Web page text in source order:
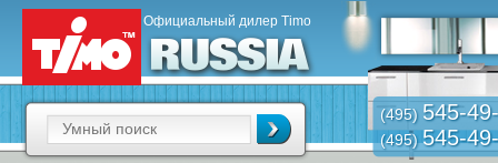
Официальный дилер Timo
(495) 545-
(495)545-